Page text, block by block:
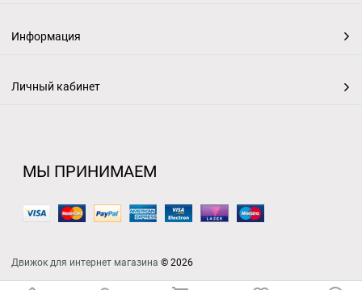
Информация
Личный кабинет
МЫ ПРИНИМАЕМ
Движок для интернет магазина © 2026